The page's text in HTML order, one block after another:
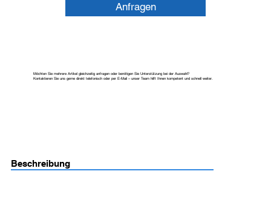
Anfragen
Möchten Sie mehrere Artikel gleichzeitig anfragen oder benötigen Sie Unterstützung bei der Auswahl?
Kontaktieren Sie uns gerne direkt telefonisch oder per E-Mail – unser Team hilft Ihnen kompetent und schnell weiter.
Beschreibung